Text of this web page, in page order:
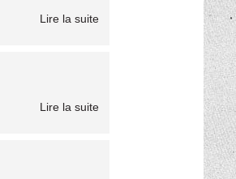
Lire la suite
Lire la suite